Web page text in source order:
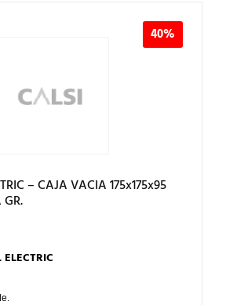
40%
– CAJA VACIA 175x175x95
EL
PRECIO
ACTUAL
11,10€.